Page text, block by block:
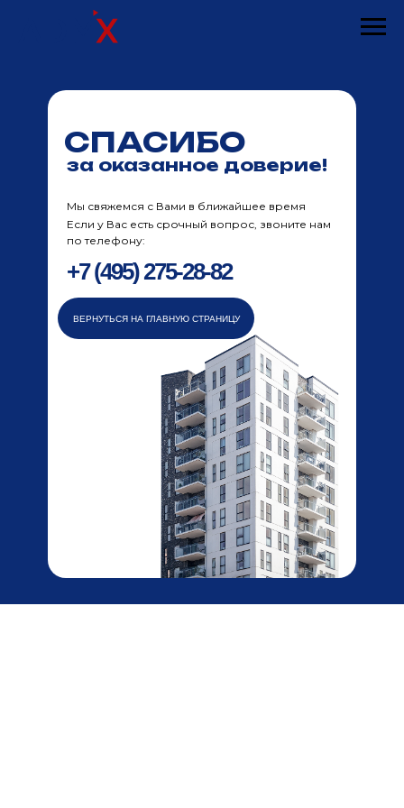
ВЕРНУТЬСЯ НА ГЛАВНУЮ СТРАНИЦУ
+7 (495) 275-28-82
СПАСИБО
за оказанное доверие!
Если у Вас есть срочный вопрос, звоните нам
по телефону:
Мы свяжемся с Вами в ближайшее время